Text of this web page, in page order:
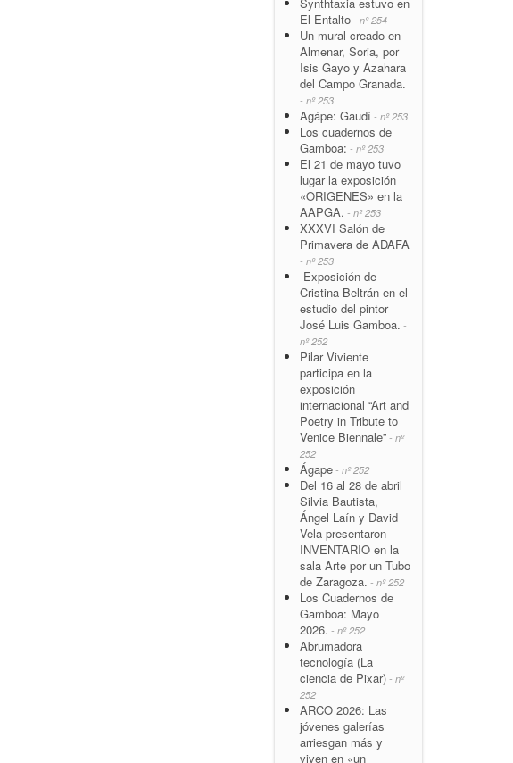
El Entalto - nº 254
Un mural creado en
Almenar, Soria, por
Isis Gayo y Azahara
del Campo Granada.
- nº 253
Agápe: Gaudí - nº 253
Los cuadernos de
Gamboa: - nº 253
El 21 de mayo tuvo
lugar la exposición
«ORIGENES» en la
AAPGA. - nº 253
XXXVI Salón de
Primavera de ADAFA
- nº 253
Exposición de
Cristina Beltrán en el
estudio del pintor
José Luis Gamboa. -
nº 252
Pilar Viviente
participa en la
exposición
internacional “Art and
Poetry in Tribute to
Venice Biennale” - nº
252
Ágape - nº 252
Del 16 al 28 de abril
Silvia Bautista,
Ángel Laín y David
Vela presentaron
INVENTARIO en la
sala Arte por un Tubo
de Zaragoza. - nº 252
Los Cuadernos de
Gamboa: Mayo
2026. - nº 252
Abrumadora
tecnología (La
ciencia de Pixar) - nº
252
ARCO 2026: Las
jóvenes galerías
arriesgan más y
viven en «un